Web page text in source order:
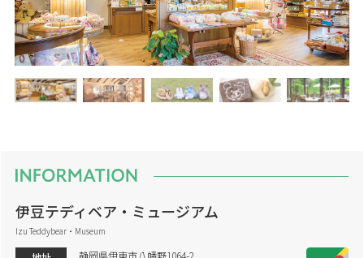
伊豆テディベア・ミュージアム
Izu Teddybear・Museum
静岡県伊東市八幡野1064-2